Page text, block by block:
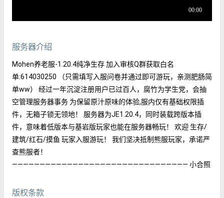
服务器介绍
Mohen养老服-1.20.4纯净生存 加入审核Q群获取白名
单:614030250 （只需填写入服问卷并通过即可游玩，亲测肥肠简
单ww） 经过一年沉淀注册用户已过百人，腐竹为学生党，会抽
空管理服务器事务 为保留原汁原味的体验,服内仅有基础权限插
件，无箱子锁无领地！ 服务器为JE1.20.4，同时装载跨版本插
件，意味着低版本与基岩版玩家也能在服务器畅玩！ 欢迎 生存/
建筑/红石/摸鱼 玩家入服游玩！ 我们坚决抵制熊服玩家，承诺严
查熊服者！
———————————————————————————————— 小合照
版权条款